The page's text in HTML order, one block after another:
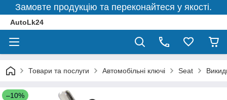
Замовте продукцію та переконайтеся у якості.
AutoLk24
Товари та послуги Автомобільні ключі Seat
–10%